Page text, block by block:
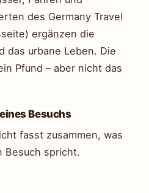
des Germany Travel
ergänzen die
das urbane Leben. Die
Pfund – aber nicht das
Besuchs
fasst zusammen, was
Besuch spricht.